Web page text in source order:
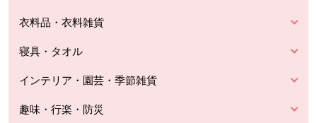
衣料品・衣料雑貨
寝具・タオル
インテリア・園芸・季節雑貨
趣味・行楽・防災